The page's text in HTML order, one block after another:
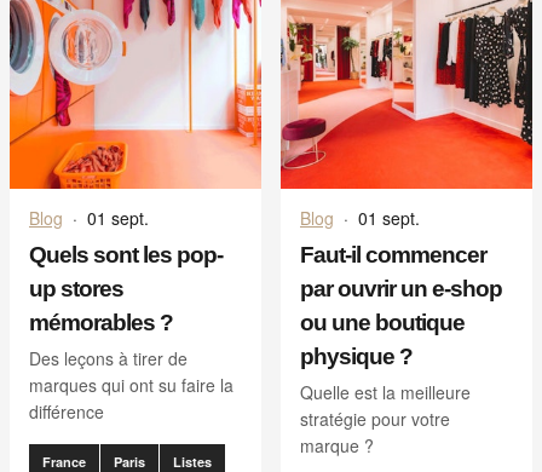
Blog · 01 sept.
Quels sont les pop-
up stores
mémorables ?
Des leçons à tirer de
marques qui ont su faire la
différence
France Paris Listes
Blog · 01 sept.
Faut-il commencer
par ouvrir un e-shop
ou une boutique
physique ?
Quelle est la meilleure
stratégie pour votre
marque ?